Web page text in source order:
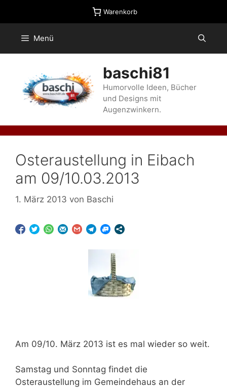
Warenkorb
Menü
baschi81
Humorvolle Ideen, Bücher
und Designs mit
Augenzwinkern.
Osteraustellung in Eibach
am 09/10.03.2013
1. März 2013 von Baschi
Am 09/10. März 2013 ist es mal wieder so weit.
Samstag und Sonntag findet die
Osteraustellung im Gemeindehaus an der